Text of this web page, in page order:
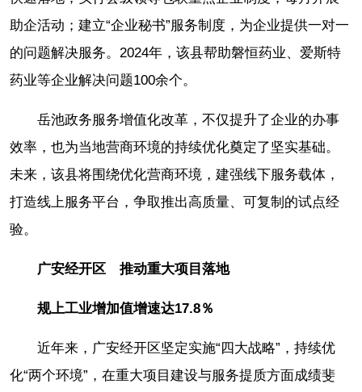
助企活动；建立“企业秘书”服务制度，为企业提供一对一
的问题解决服务。2024年，该县帮助磐恒药业、爱斯特
药业等企业解决问题100余个。
岳池政务服务增值化改革，不仅提升了企业的办事
效率，也为当地营商环境的持续优化奠定了坚实基础。
未来，该县将围绕优化营商环境，建强线下服务载体，
打造线上服务平台，争取推出高质量、可复制的试点经
验。
广安经开区 推动重大项目落地
规上工业增加值增速达17.8％
近年来，广安经开区坚定实施“四大战略”，持续优
化“两个环境”，在重大项目建设与服务提质方面成绩斐